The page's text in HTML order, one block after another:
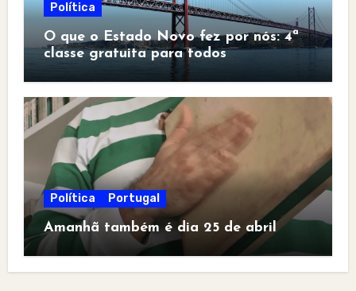
Política
O que o Estado Novo fez por nós: 4ª
classe gratuita para todos
Política Portugal
Amanhã também é dia 25 de abril